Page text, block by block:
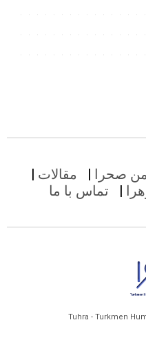
صحرا
مقالات
تماس با ما
Tuhra - Turkmen